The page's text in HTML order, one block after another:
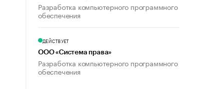
Разработка компьютерного программного
обеспечения
ДЕЙСТВУЕТ
ООО «Система права»
Разработка компьютерного программного
обеспечения